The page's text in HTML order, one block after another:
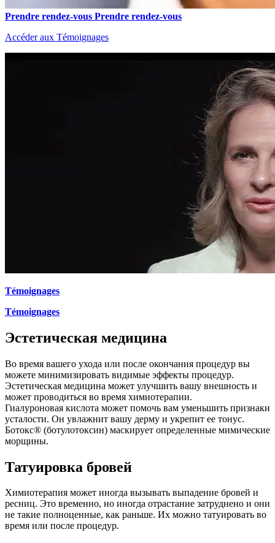
Prendre rendez-vous Prendre rendez-vous
Accéder aux Témoignages
Témoignages
Témoignages
Эстетическая медицина
Во время вашего ухода или после окончания процедур вы
можете минимизировать видимые эффекты процедур.
Эстетическая медицина может улучшить вашу внешность и
может проводиться во время химиотерапии.
Гиалуроновая кислота может помочь вам уменьшить признаки
усталости. Он увлажнит вашу дерму и укрепит ее тонус.
Ботокс® (ботулотоксин) маскирует определенные мимические
морщины.
Татуировка бровей
Химиотерапия может иногда вызывать выпадение бровей и
ресниц. Это временно, но иногда отрастание затруднено и они
не такие полноценные, как раньше. Их можно татуировать во
время или после процедур.